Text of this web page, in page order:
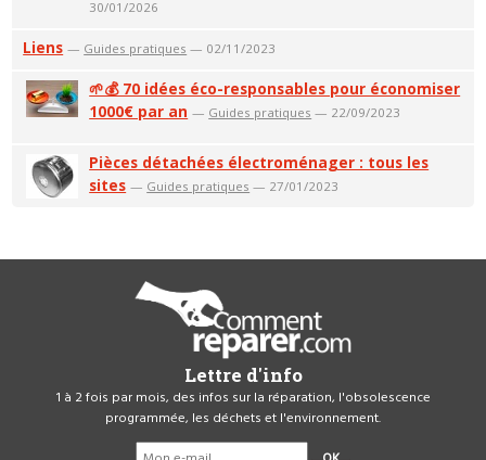
30/01/2026
Liens — Guides pratiques — 02/11/2023
🌱💰 70 idées éco-responsables pour économiser
1000€ par an — Guides pratiques — 22/09/2023
Pièces détachées électroménager : tous les
sites — Guides pratiques — 27/01/2023
Lettre d'info
1 à 2 fois par mois, des infos sur la réparation, l'obsolescence
programmée, les déchets et l'environnement.